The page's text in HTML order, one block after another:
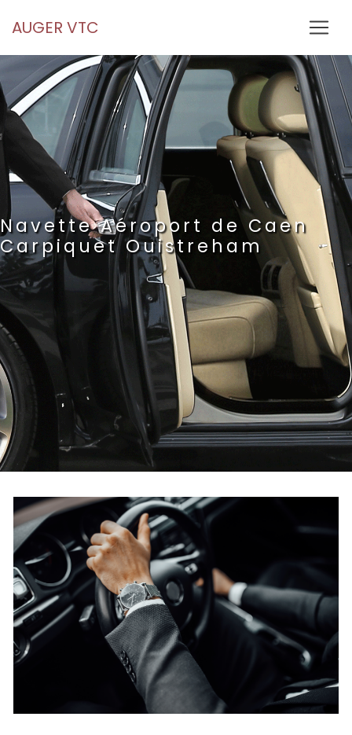
AUGER VTC
Navette Aéroport de Caen
Carpiquet Ouistreham